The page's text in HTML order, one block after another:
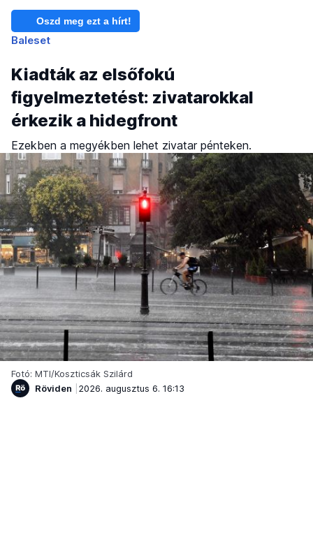
Oszd meg ezt a hírt!
Baleset
Kiadták az elsőfokú
figyelmeztetést: zivatarokkal
érkezik a hidegfront
Ezekben a megyékben lehet zivatar pénteken.
Fotó: MTI/Koszticsák Szilárd
Röviden
2026. augusztus 6. 16:13